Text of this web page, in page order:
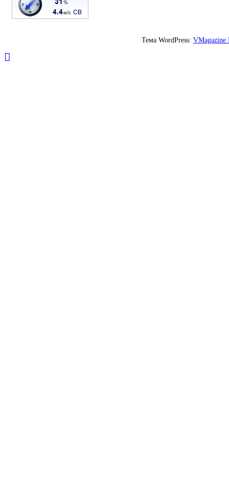
Тема WordPress: VMagazine